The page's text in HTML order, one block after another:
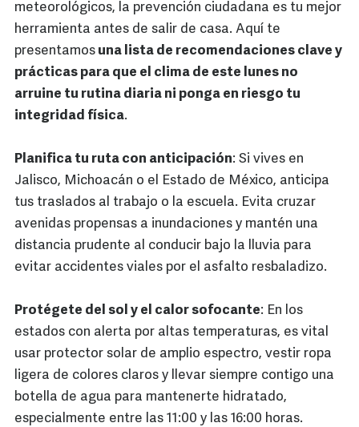
meteorológicos, la prevención ciudadana es tu mejor
herramienta antes de salir de casa. Aquí te
presentamos una lista de recomendaciones clave y
prácticas para que el clima de este lunes no
arruine tu rutina diaria ni ponga en riesgo tu
integridad física.
Planifica tu ruta con anticipación: Si vives en
Jalisco, Michoacán o el Estado de México, anticipa
tus traslados al trabajo o la escuela. Evita cruzar
avenidas propensas a inundaciones y mantén una
distancia prudente al conducir bajo la lluvia para
evitar accidentes viales por el asfalto resbaladizo.
Protégete del sol y el calor sofocante: En los
estados con alerta por altas temperaturas, es vital
usar protector solar de amplio espectro, vestir ropa
ligera de colores claros y llevar siempre contigo una
botella de agua para mantenerte hidratado,
especialmente entre las 11:00 y las 16:00 horas.